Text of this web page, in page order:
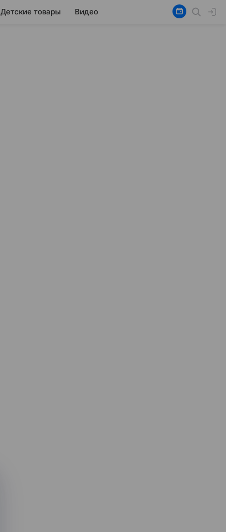
Детские товары Видео